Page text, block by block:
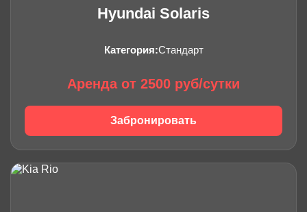
Hyundai Solaris
Категория:Стандарт
Аренда от 2500 руб/сутки
Забронировать